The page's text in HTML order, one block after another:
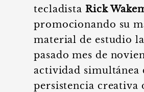
tecladista Rick
promocionando su
material de estudio
pasado mes de
actividad simultánea
persistencia creativa